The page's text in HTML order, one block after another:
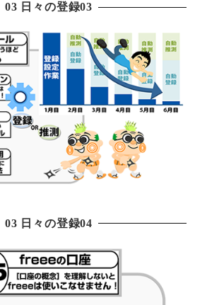
03 日々の登録03
03 日々の登録04